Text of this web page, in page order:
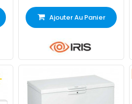
Ajouter Au Panier